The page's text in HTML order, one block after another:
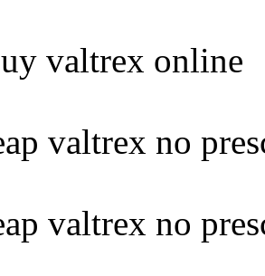
valtrex online
valtrex no
valtrex no